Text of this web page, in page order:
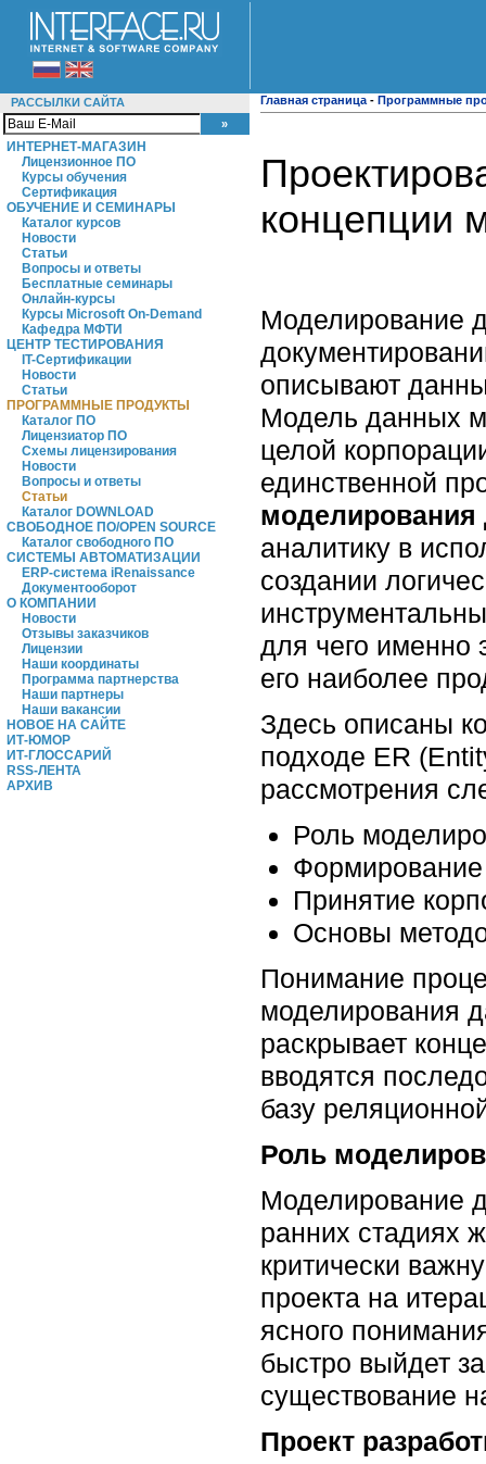
РАССЫЛКИ САЙТА
ИНТЕРНЕТ-МАГАЗИН
Лицензионное ПО
Курсы обучения
Сертификация
ОБУЧЕНИЕ И СЕМИНАРЫ
Каталог курсов
Новости
Статьи
Вопросы и ответы
Бесплатные семинары
Онлайн-курсы
Курсы Microsoft On-Demand
Кафедра МФТИ
ЦЕНТР ТЕСТИРОВАНИЯ
IT-Сертификации
Новости
Статьи
ПРОГРАММНЫЕ ПРОДУКТЫ
Каталог ПО
Лицензиатор ПО
Схемы лицензирования
Новости
Вопросы и ответы
Статьи
Каталог DOWNLOAD
СВОБОДНОЕ ПО/OPEN SOURCE
Каталог свободного ПО
СИСТЕМЫ АВТОМАТИЗАЦИИ
ERP-система iRenaissance
Документооборот
О КОМПАНИИ
Новости
Отзывы заказчиков
Лицензии
Наши координаты
Программа партнерства
Наши партнеры
Наши вакансии
НОВОЕ НА САЙТЕ
ИТ-ЮМОР
ИТ-ГЛОССАРИЙ
RSS-ЛЕНТА
АРХИВ
Главная страница - Программные
концепции
Моделирование
описывают
Модель данных
целой
единственной
аналитику в
создании
для чего именно
его наиболее
Здесь описаны
подходе ER
рассмотрения
Роль
Принятие
Основы
Понимание
моделирования
раскрывает
вводятся
базу
Роль
Моделирование
ранних стадиях
критически
проекта на
ясного
быстро выйдет
существование
Проект